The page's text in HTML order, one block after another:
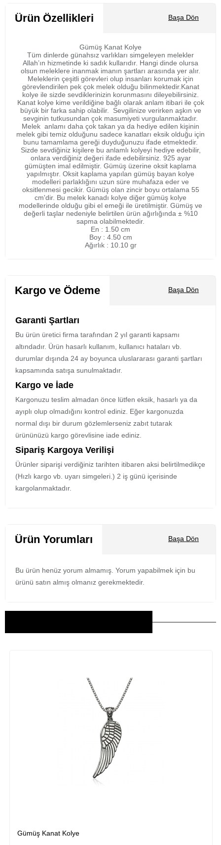
Ürün Özellikleri Başa Dön
Gümüş Kanat Kolye
Tüm dinlerde günahsız varlıkları simgeleyen melekler
Allah’ın hizmetinde ki sadık kullarıdır. Hangi dinde olursa
olsun meleklere inanmak imanın şartları arasında yer alır.
Meleklerin çeşitli görevleri olup insanları korumak için
görevlendirilen pek çok melek olduğu bilinmektedir.Kanat
kolye ile sizde sevdiklerinizin korunmasını dileyebilirsiniz.
Kanat kolye kime verildiğine bağlı olarak anlam itibari ile çok
büyük bir farka sahip olabilir. Sevgilinize verirken aşkın ve
sevginin tutkusundan çok masumiyeti vurgulanmaktadır.
Melek anlamı daha çok takan ya da hediye edilen kişinin
melek gibi temiz olduğunu sadece kanatları eksik olduğu için
bunu tamamlama gereği duyduğunuzu ifade etmektedir.
Sizde sevdiğiniz kişilere bu anlamlı kolyeyi hediye edebilir,
onlara verdiğiniz değeri ifade edebilirsiniz. 925 ayar
gümüşten imal edilmiştir. Gümüş üzerine oksit kaplama
yapılmıştır. Oksit kaplama yapılan gümüş bayan kolye
modelleri parlaklığını uzun süre muhafaza eder ve
oksitlenmesi gecikir. Gümüş olan zincir boyu ortalama 55
cm'dir. Bu melek kanadı kolye diğer gümüş kolye
modellerinde olduğu gibi el emeği ile üretilmiştir. Gümüş ve
değerli taşlar nedeniyle belirtilen ürün ağırlığında ± %10
sapma olabilmektedir.
En : 1.50 cm
Boy : 4.50 cm
Ağırlık : 10.10 gr
Kargo ve Ödeme Başa Dön
Garanti Şartları
Bu ürün üretici firma tarafından 2 yıl garanti kapsamı
altındadır. Ürün hasarlı kullanım, kullanıcı hataları vb.
durumlar dışında 24 ay boyunca uluslararası garanti şartları
kapsamında satışa sunulmaktadır.
Kargo ve İade
Kargonuzu teslim almadan önce lütfen eksik, hasarlı ya da
ayıplı olup olmadığını kontrol ediniz. Eğer kargonuzda
normal dışı bir durum gözlemlerseniz zabıt tutarak
ürününüzü kargo görevlisine iade ediniz.
Sipariş Kargoya Verilişi
Ürünler siparişi verdiğiniz tarihten itibaren aksi belirtilmedikçe
(Hızlı kargo vb. uyarı simgeleri.) 2 iş günü içerisinde
kargolanmaktadır.
Ürün Yorumları Başa Dön
Bu ürün henüz yorum almamış. Yorum yapabilmek için bu
ürünü satın almış olmanız gerekmektedir.
​Gümüş Kanat Kolye